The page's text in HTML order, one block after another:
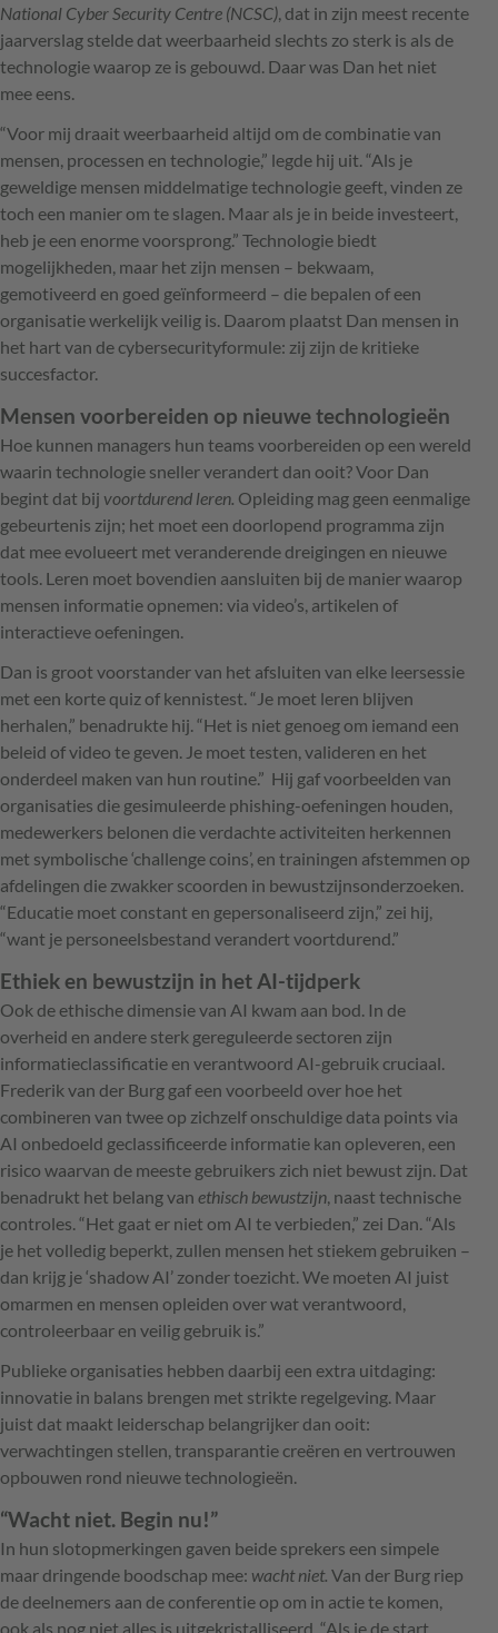
National Cyber Security Centre (NCSC) , dat in zijn meest recente
jaarverslag stelde dat weerbaarheid slechts zo sterk is als de
technologie waarop ze is gebouwd. Daar was Dan het niet
mee eens.
“Voor mij draait weerbaarheid altijd om de combinatie van
mensen, processen en technologie,” legde hij uit. “Als je
geweldige mensen middelmatige technologie geeft, vinden ze
toch een manier om te slagen. Maar als je in beide investeert,
heb je een enorme voorsprong.” Technologie biedt
mogelijkheden, maar het zijn mensen – bekwaam,
gemotiveerd en goed geïnformeerd – die bepalen of een
organisatie werkelijk veilig is. Daarom plaatst Dan mensen in
het hart van de cybersecurityformule: zij zijn de kritieke
succesfactor.
Mensen voorbereiden op nieuwe technologieën
Hoe kunnen managers hun teams voorbereiden op een wereld
waarin technologie sneller verandert dan ooit? Voor Dan
begint dat bij voortdurend leren. Opleiding mag geen eenmalige
gebeurtenis zijn; het moet een doorlopend programma zijn
dat mee evolueert met veranderende dreigingen en nieuwe
tools. Leren moet bovendien aansluiten bij de manier waarop
mensen informatie opnemen: via video’s, artikelen of
interactieve oefeningen.
Dan is groot voorstander van het afsluiten van elke leersessie
met een korte quiz of kennistest. “Je moet leren blijven
herhalen,” benadrukte hij. “Het is niet genoeg om iemand een
beleid of video te geven. Je moet testen, valideren en het
onderdeel maken van hun routine.” Hij gaf voorbeelden van
organisaties die gesimuleerde phishing-oefeningen houden,
medewerkers belonen die verdachte activiteiten herkennen
met symbolische ‘challenge coins’, en trainingen afstemmen op
afdelingen die zwakker scoorden in bewustzijnsonderzoeken.
“Educatie moet constant en gepersonaliseerd zijn,” zei hij,
“want je personeelsbestand verandert voortdurend.”
Ethiek en bewustzijn in het AI-tijdperk
Ook de ethische dimensie van AI kwam aan bod. In de
overheid en andere sterk gereguleerde sectoren zijn
informatieclassificatie en verantwoord AI-gebruik cruciaal.
Frederik van der Burg gaf een voorbeeld over hoe het
combineren van twee op zichzelf onschuldige data points via
AI onbedoeld geclassificeerde informatie kan opleveren, een
risico waarvan de meeste gebruikers zich niet bewust zijn. Dat
benadrukt het belang van ethisch bewustzijn , naast technische
controles. “Het gaat er niet om AI te verbieden,” zei Dan. “Als
je het volledig beperkt, zullen mensen het stiekem gebruiken –
dan krijg je ‘shadow AI’ zonder toezicht. We moeten AI juist
omarmen en mensen opleiden over wat verantwoord,
controleerbaar en veilig gebruik is.”
Publieke organisaties hebben daarbij een extra uitdaging:
innovatie in balans brengen met strikte regelgeving. Maar
juist dat maakt leiderschap belangrijker dan ooit:
verwachtingen stellen, transparantie creëren en vertrouwen
opbouwen rond nieuwe technologieën.
“Wacht niet. Begin nu!”
In hun slotopmerkingen gaven beide sprekers een simpele
maar dringende boodschap mee: wacht niet. Van der Burg riep
de deelnemers aan de conferentie op om in actie te komen,
ook als nog niet alles is uitgekristalliseerd. “Als je de start